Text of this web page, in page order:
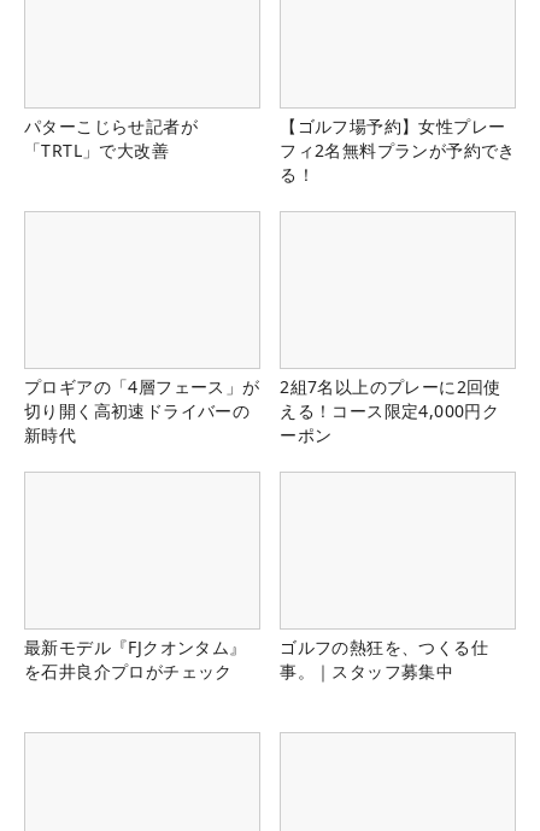
パターこじらせ記者が
「TRTL」で大改善
【ゴルフ場予約】女性プレー
フィ2名無料プランが予約でき
る！
プロギアの「4層フェース」が
切り開く高初速ドライバーの
新時代
2組7名以上のプレーに2回使
える！コース限定4,000円ク
ーポン
最新モデル『FJクオンタム』
を石井良介プロがチェック
ゴルフの熱狂を、つくる仕
事。｜スタッフ募集中